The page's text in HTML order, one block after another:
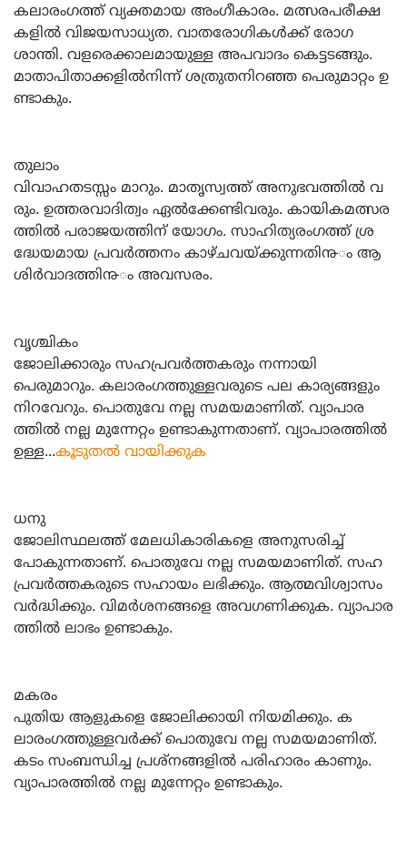
കലാരംഗത്ത്‌ വ്യക്തമായ അംഗീകാരം. മത്സരപരീക്ഷ
കളില്‍ വിജയസാധ്യത. വാതരോഗികള്‍ക്ക്‌ രോഗ
ശാന്തി. വളരെക്കാലമായുള്ള അപവാദം കെട്ടടങ്ങും.
മാതാപിതാക്കളില്‍നിന്ന്‌ ശത്രുതനിറഞ്ഞ പെരുമാറ്റം ഉ
ണ്ടാകും.
തുലാം
വിവാഹതടസ്സം മാറും. മാതൃസ്വത്ത്‌ അനുഭവത്തില്‍ വ
രും. ഉത്തരവാദിത്വം ഏല്‍ക്കേണ്ടിവരും. കായികമത്സര
ത്തില്‍ പരാജയത്തിന്‌ യോഗം. സാഹിത്യരംഗത്ത്‌ ശ്ര
ദ്ധേയമായ പ്രവര്‍ത്തനം കാഴ്ചവയ്ക്കുന്നതി൹ം ആ
ശിര്‍വാദത്തി൹ം അവസരം.
വൃശ്ചികം
ജോലിക്കാരും സഹപ്രവര്‍ത്തകരും നന്നായി
പെരുമാറും. കലാരംഗത്തുള്ളവരുടെ പല കാര്യങ്ങളും
നിറവേറും. പൊതുവേ നല്ല സമയമാണിത്‌. വ്യാപാര
ത്തില്‍ നല്ല മുന്നേറ്റം ഉണ്ടാകുന്നതാണ്‌. വ്യാപാരത്തില്‍
ഉള്ള...കൂടുതല്‍ വായിക്കുക
ധനു
ജോലിസ്ഥലത്ത്‌ മേലധികാരികളെ അനുസരിച്ച്‌
പോകുന്നതാണ്‌. പൊതുവേ നല്ല സമയമാണിത്‌. സഹ
പ്രവര്‍ത്തകരുടെ സഹായം ലഭിക്കും. ആത്മവിശ്വാസം
വര്‍ദ്ധിക്കും. വിമര്‍ശനങ്ങളെ അവഗണിക്കുക. വ്യാപാര
ത്തില്‍ ലാഭം ഉണ്ടാകും.
മകരം
പുതിയ ആളുകളെ ജോലിക്കായി നിയമിക്കും. ക
ലാരംഗത്തുള്ളവര്‍ക്ക്‌ പൊതുവേ നല്ല സമയമാണിത്‌.
കടം സംബന്ധിച്ച പ്രശ്‌നങ്ങളില്‍ പരിഹാരം കാണും.
വ്യാപാരത്തില്‍ നല്ല മുന്നേറ്റം ഉണ്ടാകും.